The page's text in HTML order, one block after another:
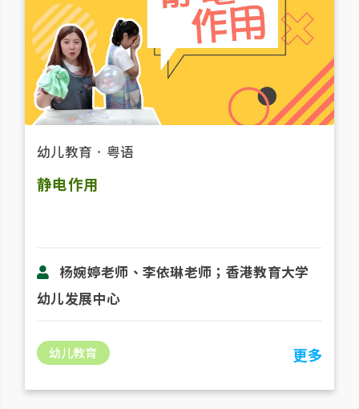
幼儿教育 ． 粤语
静电作用
杨婉婷老师、李依琳老师；香港教育大学
幼儿发展中心
幼儿教育 更多